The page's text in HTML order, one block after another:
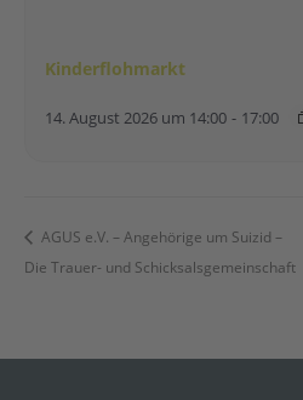
Kinderflohmarkt
14. August 2026 um 14:00 - 17:00
AGUS e.V. – Angehörige um Suizid –
Die Trauer- und Schicksalsgemeinschaft